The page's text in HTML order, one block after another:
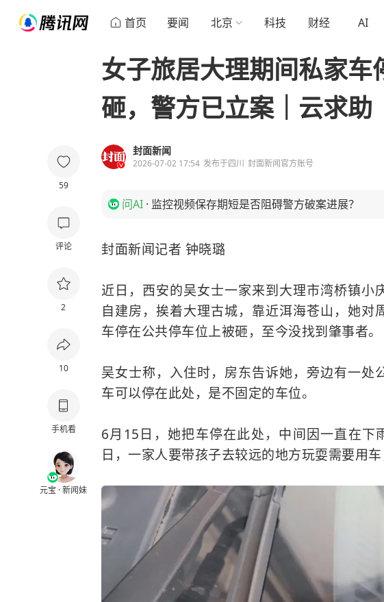
首页 要闻 北京 科技 财经 AI
59
评论
2
10
手机看
元宝 · 新闻妹
女子旅居大理期间私家车
砸，警方已立案｜云求助
封面新闻
2026-07-02 17:54 发布于四川 封面新闻官方账号
问AI · 监控视频保存期短是否阻碍警方破案进展？
封面新闻记者 钟晓璐
近日，西安的吴女士一家来到大理市湾桥镇小
自建房，挨着大理古城，靠近洱海苍山，她对
车停在公共停车位上被砸，至今没找到肇事者。
吴女士称，入住时，房东告诉她，旁边有一处
车可以停在此处，是不固定的车位。
6月15日，她把车停在此处，中间因一直在下
日，一家人要带孩子去较远的地方玩耍需要用